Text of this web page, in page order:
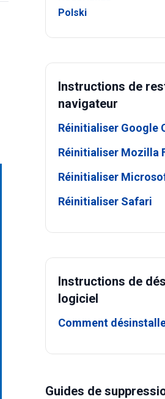
Polski
Instructions de
navigateur
Réinitialiser Google
Réinitialiser Mozilla
Réinitialiser
Réinitialiser Safari
Instructions de
logiciel
Comment
Guides de